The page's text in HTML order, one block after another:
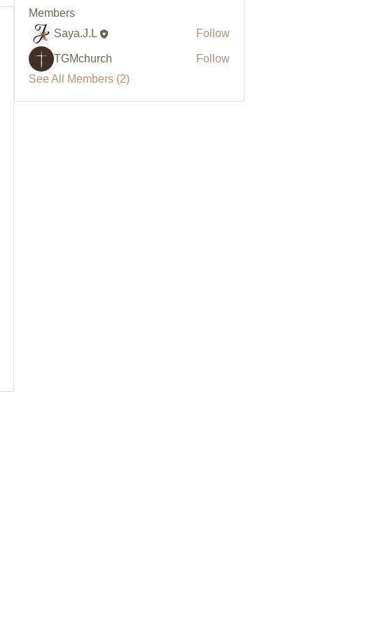
Members
Saya.J.L
Follow
TGMchurch
Follow
See All Members (2)